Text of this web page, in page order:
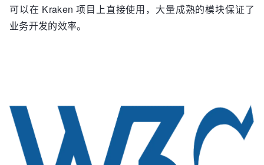
可以在 Kraken 项目上直接使用，大量成熟的模块保证了
业务开发的效率。